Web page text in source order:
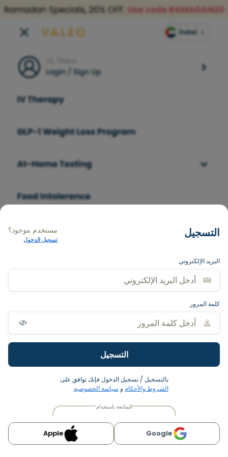
التسجيل مستخدم موجود؟
تسجيل الدخول
البريد الإلكتروني
كلمة المرور
التسجيل
بالتسجيل / تسجيل الدخول فإنك توافق على
الشروط والأحكام و سياسة الخصوصية
المتابعة باستخدام
Google
Apple